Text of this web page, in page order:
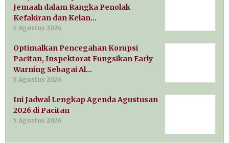
Jemaah dalam Rangka Penolak
Kefakiran dan Kelan…
5 Agustus 2026
Optimalkan Pencegahan Korupsi
Pacitan, Inspektorat Fungsikan Early
Warning Sebagai Al…
5 Agustus 2026
Ini Jadwal Lengkap Agenda Agustusan
2026 di Pacitan
5 Agustus 2026